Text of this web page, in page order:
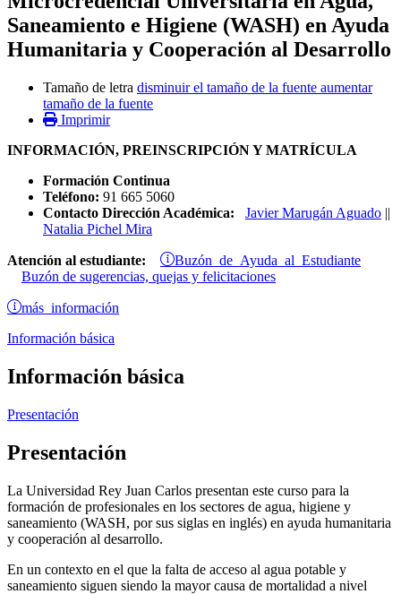
Saneamiento e Higiene (WASH) en Ayuda
Humanitaria y Cooperación al Desarrollo
Tamaño de letra disminuir el tamaño de la fuente aumentar
tamaño de la fuente
Imprimir
INFORMACIÓN, PREINSCRIPCIÓN Y MATRÍCULA
Formación Continua
Teléfono: 91 665 5060
Contacto Dirección Académica:
Javier Marugán Aguado ||
Natalia Pichel Mira
Atención al estudiante: Buzón de Ayuda al Estudiante
Buzón de sugerencias, quejas y felicitaciones
más información
Información básica
Información básica
Presentación
Presentación
La Universidad Rey Juan Carlos presentan este curso para la
formación de profesionales en los sectores de agua, higiene y
saneamiento (WASH, por sus siglas en inglés) en ayuda humanitaria
y cooperación al desarrollo.
En un contexto en el que la falta de acceso al agua potable y
saneamiento siguen siendo la mayor causa de mortalidad a nivel